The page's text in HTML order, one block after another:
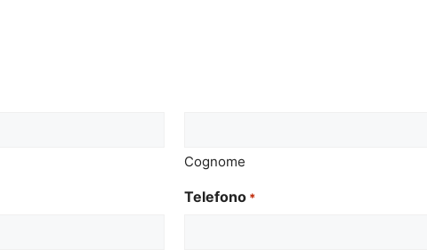
Cognome
Telefono *